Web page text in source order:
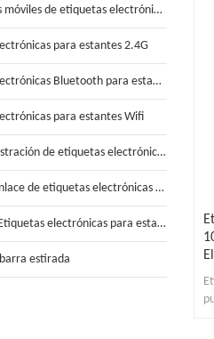
de etiquetas electrónicas para estantes
para estantes 2.4G
Bluetooth para estantes
para estantes Wifi
de etiquetas electrónicas para estantes
de etiquetas electrónicas para estantes
electrónicas para estantes
estirada